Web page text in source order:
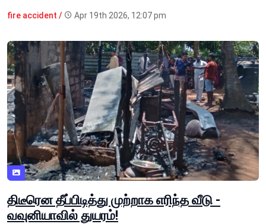
fire accident / Apr 19th 2026, 12:07 pm
திடீரென தீப்பிடித்து முற்றாக எரிந்த வீடு -
வவுனியாவில் துயரம்!